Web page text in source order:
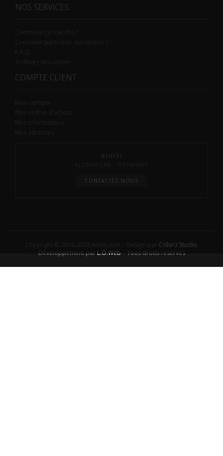
NOS SERVICES
COMPTE CLIENT
CONTACTEZ-NOUS
Colorz Studio
Développement par L.O.Web – Tous droits réservés